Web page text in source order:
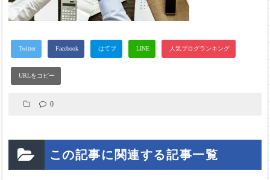
0
この記事に関連する記事一覧